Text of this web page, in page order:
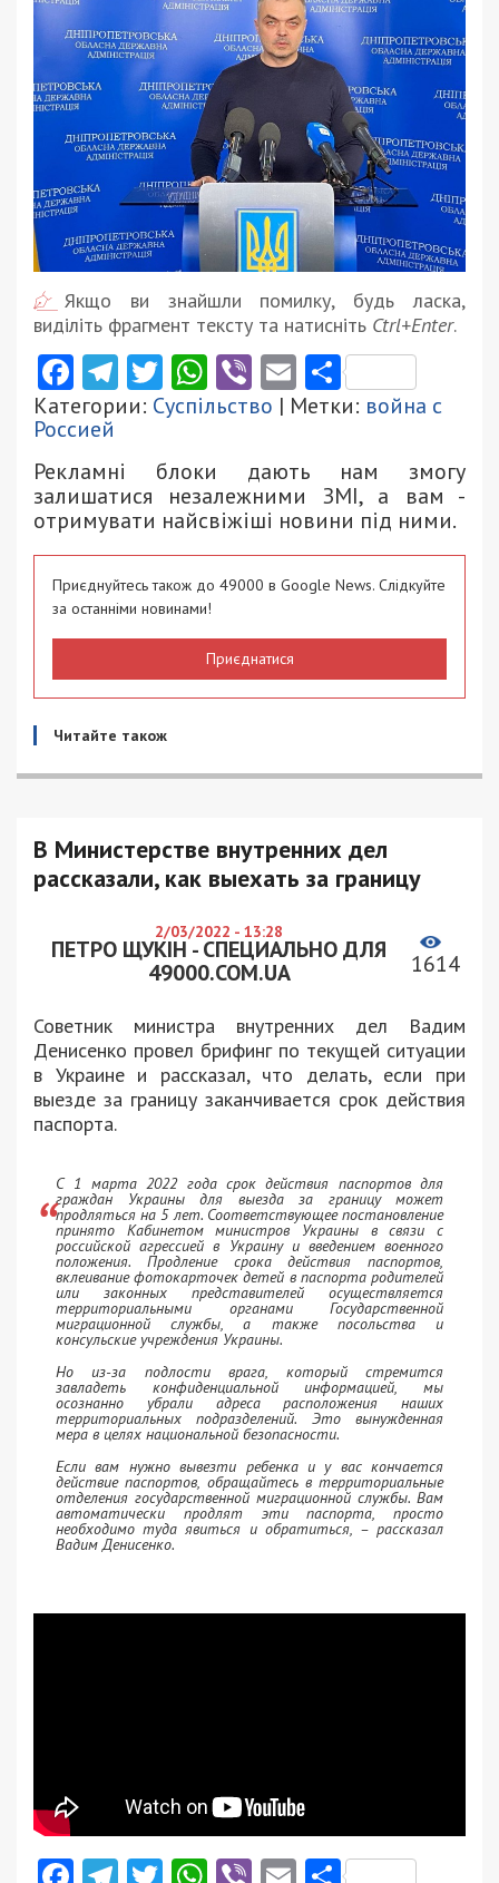
Якщо ви знайшли помилку, будь ласка,
виділіть фрагмент тексту та натисніть Ctrl+Enter.
Facebook
Telegram
Twitter
WhatsApp
ViberEmail
Категории: Суспільство | Метки: война с
Россией
Рекламні блоки дають нам змогу
залишатися незалежними ЗМІ, а вам -
отримувати найсвіжіші новини під ними.
Приєднуйтесь також до 49000 в Google News. Слідкуйте
за останніми новинами!
Приєднатися
Читайте також
В Министерстве внутренних дел
рассказали, как выехать за границу
2/03/2022 - 13:28
ПЕТРО ЩУКІН - СПЕЦИАЛЬНО ДЛЯ
49000.COM.UA
1614
Советник министра внутренних дел Вадим
Денисенко провел брифинг по текущей ситуации
в Украине и рассказал, что делать, если при
выезде за границу заканчивается срок действия
паспорта.
С 1 марта 2022 года срок действия паспортов для
граждан Украины для выезда за границу может
продляться на 5 лет. Соответствующее постановление
принято Кабинетом министров Украины в связи с
российской агрессией в Украину и введением военного
положения. Продление срока действия паспортов,
вклеивание фотокарточек детей в паспорта родителей
или законных представителей осуществляется
территориальными органами Государственной
миграционной службы, а также посольства и
консульские учреждения Украины.
Но из-за подлости врага, который стремится
завладеть конфиденциальной информацией, мы
осознанно убрали адреса расположения наших
территориальных подразделений. Это вынужденная
мера в целях национальной безопасности.
Если вам нужно вывезти ребенка и у вас кончается
действие паспортов, обращайтесь в территориальные
отделения государственной миграционной службы. Вам
автоматически продлят эти паспорта, просто
необходимо туда явиться и обратиться, – рассказал
Вадим Денисенко.